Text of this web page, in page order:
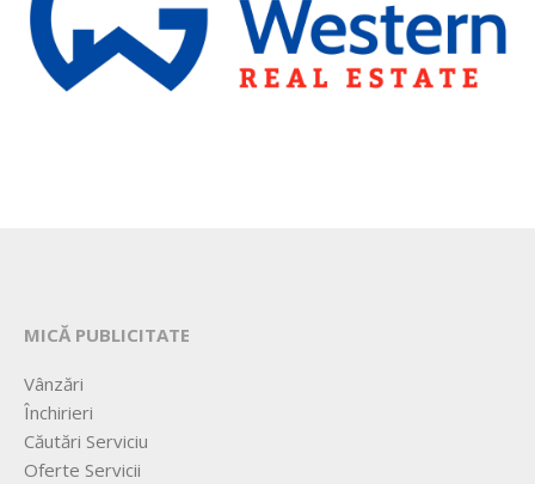
MICĂ PUBLICITATE
Vânzări
Închirieri
Căutări Serviciu
Oferte Servicii